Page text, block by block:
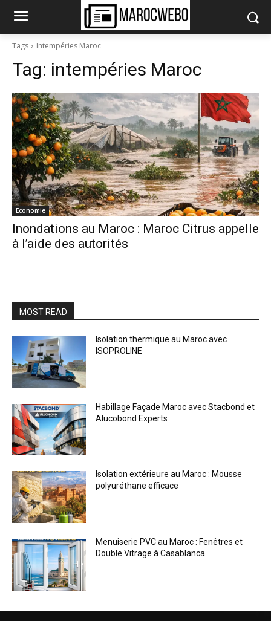
Tags Intempéries Maroc
Tag: intempéries Maroc
Economie
Inondations au Maroc : Maroc Citrus appelle
à l’aide des autorités
MOST READ
Isolation thermique au Maroc avec
ISOPROLINE
Habillage Façade Maroc avec Stacbond et
Alucobond Experts
Isolation extérieure au Maroc : Mousse
polyuréthane efficace
Menuiserie PVC au Maroc : Fenêtres et
Double Vitrage à Casablanca